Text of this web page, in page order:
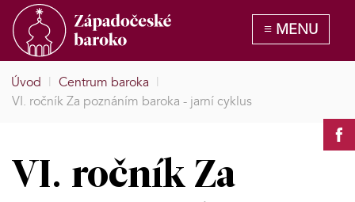
Úvod | Centrum baroka |
VI. ročník Za poznáním baroka - jarní cyklus
VI. ročník Za